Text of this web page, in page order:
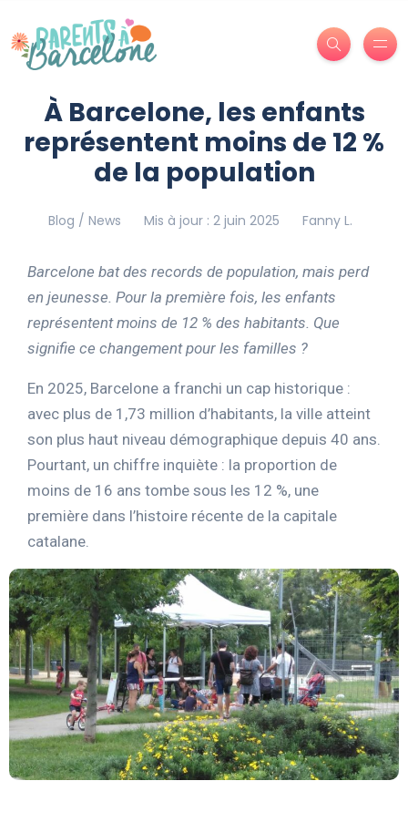
À Barcelone, les enfants
représentent moins de 12 %
de la population
Blog / News Mis à jour : 2 juin 2025 Fanny L.
Barcelone bat des records de population, mais perd
en jeunesse. Pour la première fois, les enfants
représentent moins de 12 % des habitants. Que
signifie ce changement pour les familles ?
En 2025, Barcelone a franchi un cap historique :
avec plus de 1,73 million d’habitants, la ville atteint
son plus haut niveau démographique depuis 40 ans.
Pourtant, un chiffre inquiète : la proportion de
moins de 16 ans tombe sous les 12 %, une
première dans l’histoire récente de la capitale
catalane.